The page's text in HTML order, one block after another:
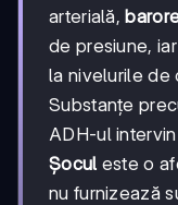
arterială,
de presiune,
la nivelurile de
Substanțe
ADH-ul
Șocul este o
nu furnizează